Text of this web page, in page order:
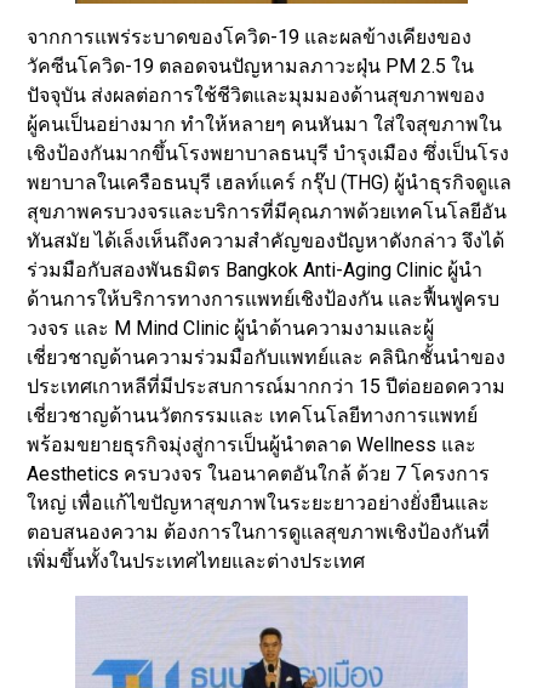
จากการแพร่ระบาดของโควิด-19 และผลข้างเคียงของ
วัคซีนโควิด-19 ตลอดจนปัญหามลภาวะฝุ่น PM 2.5 ใน
ปัจจุบัน ส่งผลต่อการใช้ชีวิตและมุมมองด้านสุขภาพของ
ผู้คนเป็นอย่างมาก ทำให้หลายๆ คนหันมา ใส่ใจสุขภาพใน
เชิงป้องกันมากขึ้นโรงพยาบาลธนบุรี บำรุงเมือง ซึ่งเป็นโรง
พยาบาลในเครือธนบุรี เฮลท์แคร์ กรุ๊ป (THG) ผู้นำธุรกิจดูแล
สุขภาพครบวงจรและบริการที่มีคุณภาพด้วยเทคโนโลยีอัน
ทันสมัย ได้เล็งเห็นถึงความสำคัญของปัญหาดังกล่าว จึงได้
ร่วมมือกับสองพันธมิตร Bangkok Anti-Aging Clinic ผู้นำ
ด้านการให้บริการทางการแพทย์เชิงป้องกัน และฟื้นฟูครบ
วงจร และ M Mind Clinic ผู้นำด้านความงามและผู้
เชี่ยวชาญด้านความร่วมมือกับแพทย์และ คลินิกชั้นนำของ
ประเทศเกาหลีที่มีประสบการณ์มากกว่า 15 ปีต่อยอดความ
เชี่ยวชาญด้านนวัตกรรมและ เทคโนโลยีทางการแพทย์
พร้อมขยายธุรกิจมุ่งสู่การเป็นผู้นำตลาด Wellness และ
Aesthetics ครบวงจร ในอนาคตอันใกล้ ด้วย 7 โครงการ
ใหญ่ เพื่อแก้ไขปัญหาสุขภาพในระยะยาวอย่างยั่งยืนและ
ตอบสนองความ ต้องการในการดูแลสุขภาพเชิงป้องกันที่
เพิ่มขึ้นทั้งในประเทศไทยและต่างประเทศ